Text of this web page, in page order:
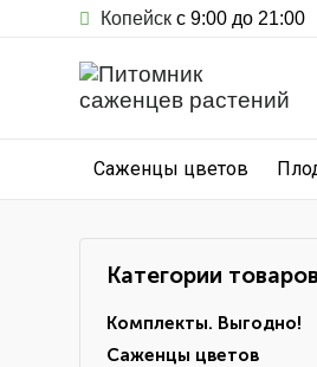
Копейск с 9:00 до 21:00
Саженцы цветов
Категории товаров
Комплекты. Выгодно!
Саженцы цветов